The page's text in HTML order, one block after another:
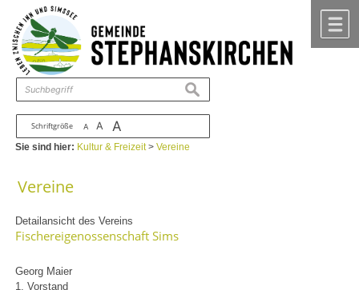
Zum Inhalt ,zur Navigation
Schriftgröße A A A
suchen
Sie sind hier: Kultur & Freizeit>Vereine
Vereine
Detailansicht des Vereins
Fischereigenossenschaft Sims
Georg Maier
1. Vorstand